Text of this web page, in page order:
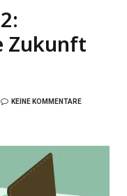
Zukunft
KEINE KOMMENTARE